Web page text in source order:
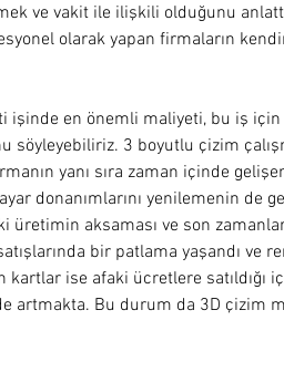
ve vakit ile ilişkili olduğunu
olarak yapan firmaların
işinde en önemli maliyeti, bu iş
söyleyebiliriz. 3 boyutlu çizim
yanı sıra zaman içinde
donanımlarını yenilemenin de
üretimin aksaması ve son
bir patlama yaşandı ve
ise afaki ücretlere satıldığı
artmakta. Bu durum da 3D çizim